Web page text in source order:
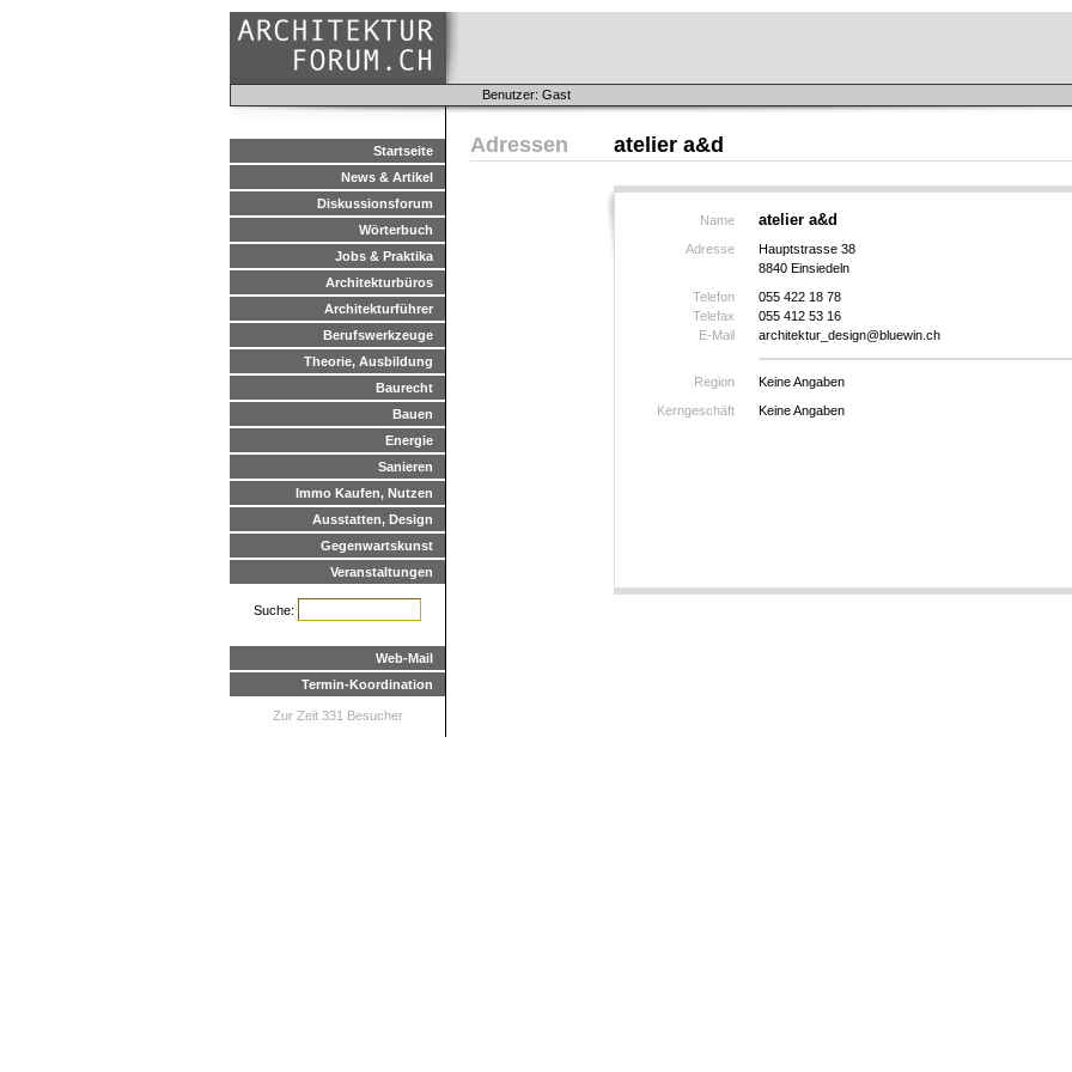
Benutzer: Gast
Startseite
News & Artikel
Diskussionsforum
Wörterbuch
Jobs & Praktika
Architekturbüros
Architekturführer
Berufswerkzeuge
Theorie, Ausbildung
Baurecht
Bauen
Energie
Sanieren
Immo Kaufen, Nutzen
Ausstatten, Design
Gegenwartskunst
Veranstaltungen
Suche:
Web-Mail
Termin-Koordination
Zur Zeit 331 Besucher
Adressen atelier a&d
Name atelier a&d
Adresse
Hauptstrasse 38
8840 Einsiedeln
Telefon
055 422 18 78
Telefax
055 412 53 16
E-Mail
architektur_design@bluewin.ch
Region
Keine Angaben
Kerngeschäft
Keine Angaben